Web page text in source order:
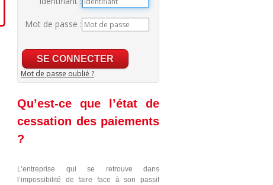
Mot de passe :
Mot de passe oublié ?
Qu’est-ce que l’état de
cessation des paiements
?
L’entreprise qui se retrouve dans
l’impossibilité de faire face à son passif